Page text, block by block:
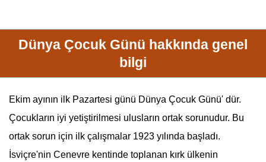
Dünya Çocuk Günü hakkında genel
bilgi
Ekim ayının ilk Pazartesi günü Dünya Çocuk Günü' dür.
Çocukların iyi yetiştirilmesi ulusların ortak sorunudur. Bu
ortak sorun için ilk çalışmalar 1923 yılında başladı.
İsviçre'nin Cenevre kentinde toplanan kırk ülkenin